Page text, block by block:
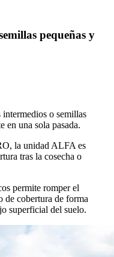
pequeñas y
o semillas
en una sola pasada.
la unidad ALFA es
tras la cosecha o
permite romper el
de cobertura de forma
superficial del suelo.